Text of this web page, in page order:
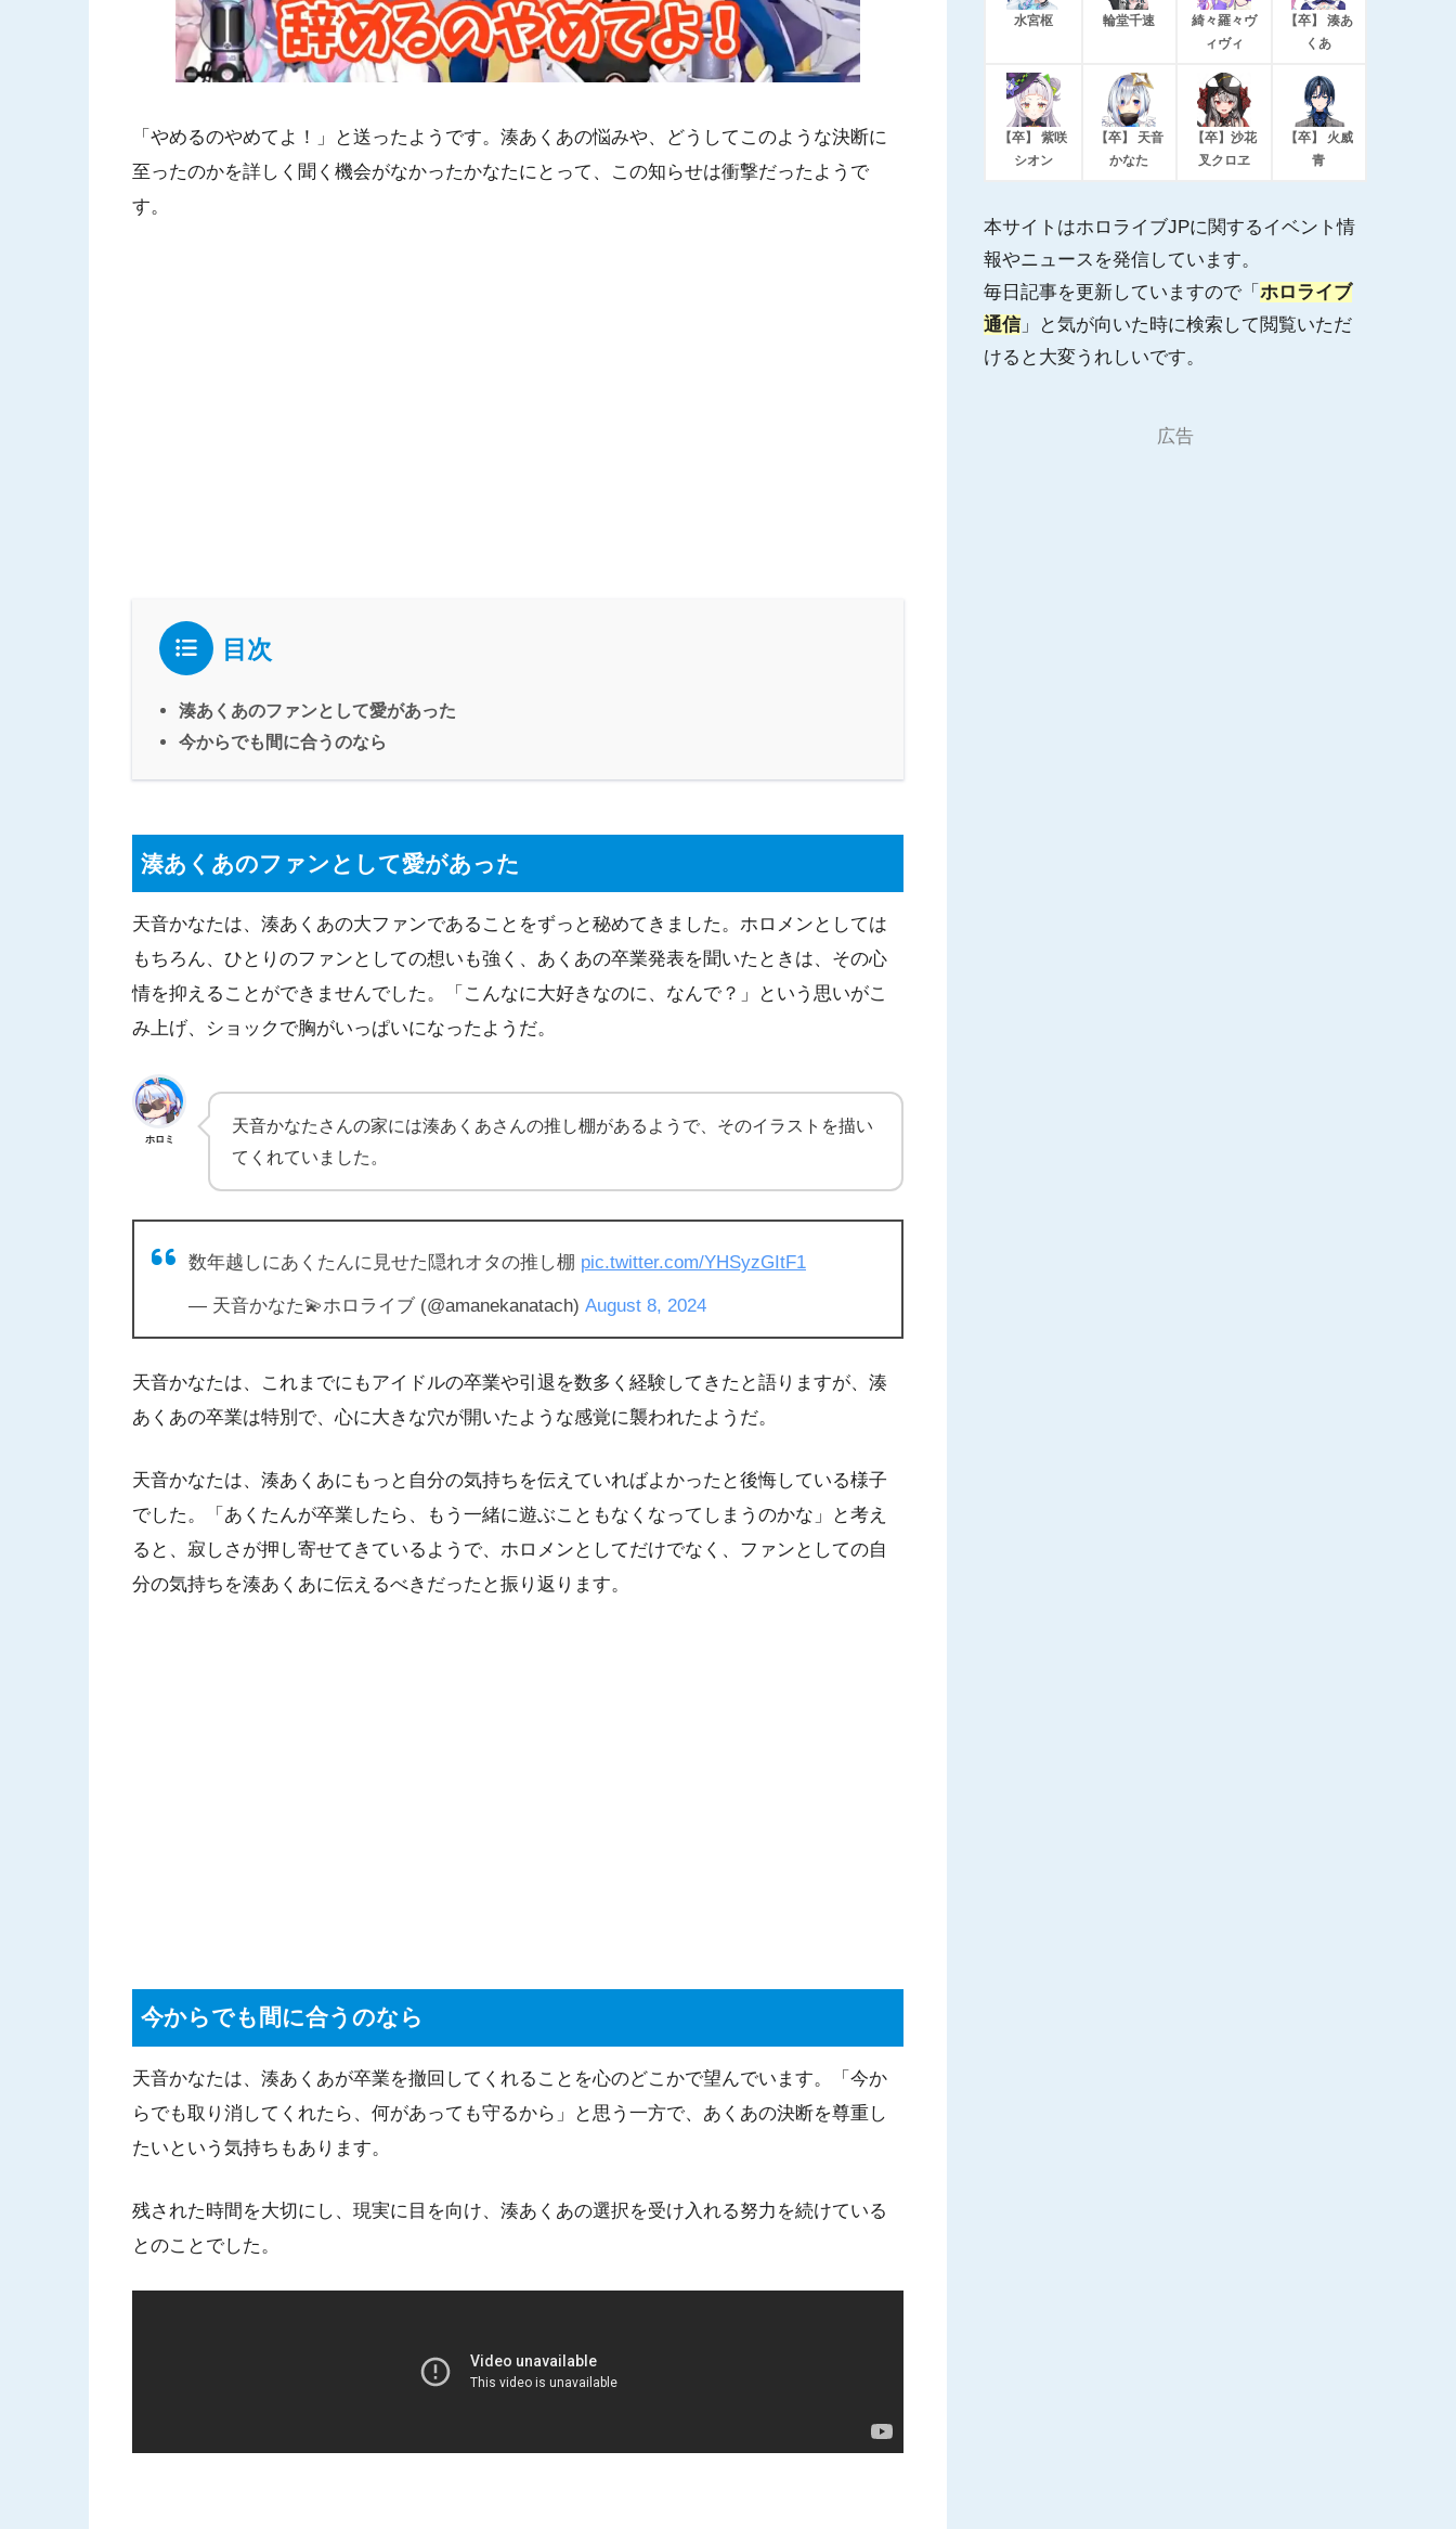
「やめるのやめてよ！」と送ったようです。湊あくあの悩みや、どうしてこのような決断に
至ったのかを詳しく聞く機会がなかったかなたにとって、この知らせは衝撃だったようで
す。
目次
湊あくあのファンとして愛があった
今からでも間に合うのなら
湊あくあのファンとして愛があった
天音かなたは、湊あくあの大ファンであることをずっと秘めてきました。ホロメンとしては
もちろん、ひとりのファンとしての想いも強く、あくあの卒業発表を聞いたときは、その心
情を抑えることができませんでした。「こんなに大好きなのに、なんで？」という思いがこ
み上げ、ショックで胸がいっぱいになったようだ。
ホロミ
天音かなたさんの家には湊あくあさんの推し棚があるようで、そのイラストを描い
てくれていました。
数年越しにあくたんに見せた隠れオタの推し棚 pic.twitter.com/YHSyzGItF1
— 天音かなた💫ホロライブ (@amanekanatach) August 8, 2024
天音かなたは、これまでにもアイドルの卒業や引退を数多く経験してきたと語りますが、湊
あくあの卒業は特別で、心に大きな穴が開いたような感覚に襲われたようだ。
天音かなたは、湊あくあにもっと自分の気持ちを伝えていればよかったと後悔している様子
でした。「あくたんが卒業したら、もう一緒に遊ぶこともなくなってしまうのかな」と考え
ると、寂しさが押し寄せてきているようで、ホロメンとしてだけでなく、ファンとしての自
分の気持ちを湊あくあに伝えるべきだったと振り返ります。
今からでも間に合うのなら
天音かなたは、湊あくあが卒業を撤回してくれることを心のどこかで望んでいます。「今か
らでも取り消してくれたら、何があっても守るから」と思う一方で、あくあの決断を尊重し
たいという気持ちもあります。
残された時間を大切にし、現実に目を向け、湊あくあの選択を受け入れる努力を続けている
とのことでした。
水宮枢 輪堂千速
綺々羅々ヴ
ィヴィ
【卒】 湊あ
くあ
【卒】 紫咲
シオン
【卒】 天音
かなた
【卒】沙花
叉クロヱ
【卒】 火威
青
本サイトはホロライブJPに関するイベント情
報やニュースを発信しています。
毎日記事を更新していますので「 ホロライブ
通信」と気が向いた時に検索して閲覧いただ
けると大変うれしいです。
広告